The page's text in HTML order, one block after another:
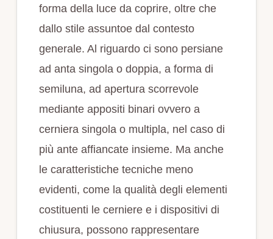
forma della luce da coprire, oltre che
dallo stile assuntoe dal contesto
generale. Al riguardo ci sono persiane
ad anta singola o doppia, a forma di
semiluna, ad apertura scorrevole
mediante appositi binari ovvero a
cerniera singola o multipla, nel caso di
più ante affiancate insieme. Ma anche
le caratteristiche tecniche meno
evidenti, come la qualità degli elementi
costituenti le cerniere e i dispositivi di
chiusura, possono rappresentare